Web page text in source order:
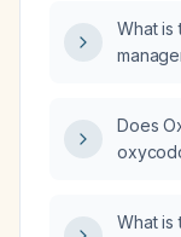
What is
Does
What is